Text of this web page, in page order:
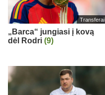
Transferai
„Barca“ jungiasi į kovą
dėl Rodri (9)